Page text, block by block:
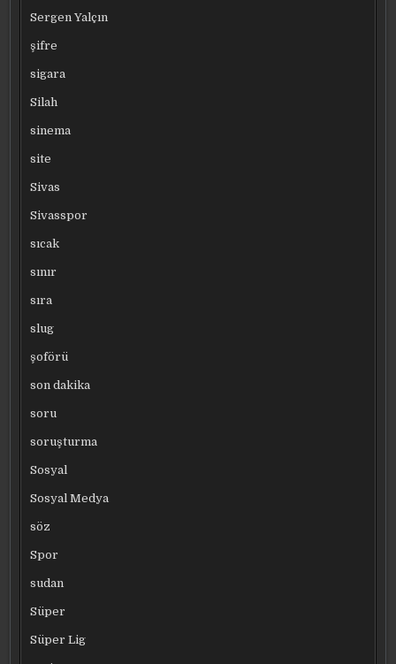
Sergen Yalçın
şifre
sigara
Silah
sinema
site
Sivas
Sivasspor
sıcak
sınır
sıra
slug
şoförü
son dakika
soru
soruşturma
Sosyal
Sosyal Medya
söz
Spor
sudan
Süper
Süper Lig